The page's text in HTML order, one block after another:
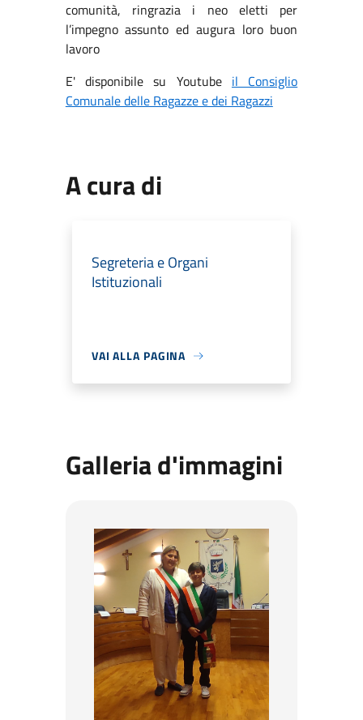
comunità, ringrazia i neo eletti per
l’impegno assunto ed augura loro buon
lavoro
E' disponibile su Youtube il Consiglio
Comunale delle Ragazze e dei Ragazzi
A cura di
Segreteria e Organi
Istituzionali
VAI ALLA PAGINA
Galleria d'immagini
Elezione Sindaco e Vicesindaco del CCRR 1